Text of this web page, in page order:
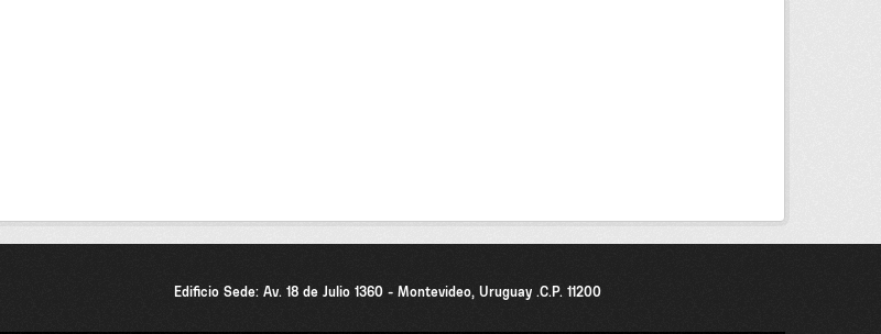
Edificio Sede: Av. 18 de Julio 1360 - Montevideo, Uruguay .C.P. 11200